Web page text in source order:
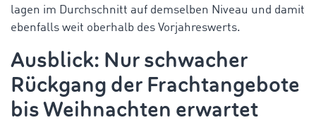
lagen im Durchschnitt auf demselben Niveau und damit
ebenfalls weit oberhalb des Vorjahreswerts.
Ausblick: Nur schwacher
Rückgang der Frachtangebote
bis Weihnachten erwartet